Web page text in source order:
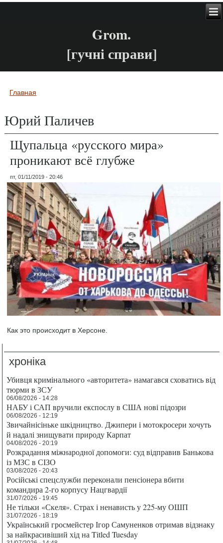
Grom.
[гучні справи]
Вы здесь
Главная
Юрий Паличев
Щупальца «русского мира»
проникают всё глубже
пт, 01/11/2019 - 20:46
Как это происходит в Херсоне.
хроніка
Убивця кримінального «авторитета» намагався сховатись від
тюрми в ЗСУ
06/08/2026 - 14:28
НАБУ і САП вручили експослу в США нові підозри
06/08/2026 - 12:19
Звичайнісіньке шкідництво. Джипери і мотокросери хочуть
й надалі знищувати природу Карпат
04/08/2026 - 20:19
Розкрадання міжнародної допомоги: суд відправив Банькова
із МЗС в СІЗО
03/08/2026 - 20:43
Російські спецслужби переконали пенсіонера вбити
командира 2-го корпусу Нацгвардії
31/07/2026 - 19:45
Не тільки «Скеля». Страх і ненависть у 225-му ОШП
31/07/2026 - 18:19
Український гросмейстер Ігор Самуненков отримав відзнаку
за найкрасивіший хід на Titled Tuesday